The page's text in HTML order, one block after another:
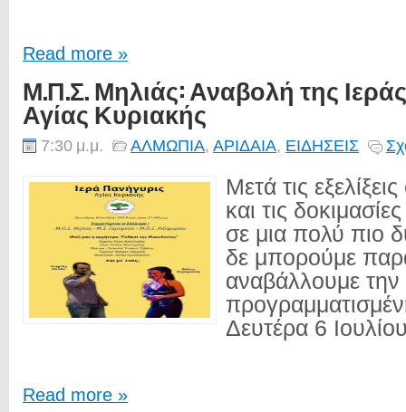
Read more »
Μ.Π.Σ. Μηλιάς: Αναβολή της
Αγίας Κυριακής
7:30 μ.μ. ΑΛΜΩΠΙΑ, ΑΡΙΔΑΙΑ, ΕΙΔΗΣΕΙΣ
Μετά τις
και τις
σε μια πολύ πιο
δε μπορούμε
αναβάλλουμε την
Δευτέρα 6
Read more »